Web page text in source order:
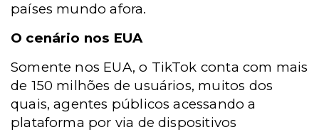
países mundo afora.
O cenário nos EUA
Somente nos EUA, o TikTok conta com mais
de 150 milhões de usuários, muitos dos
quais, agentes públicos acessando a
plataforma por via de dispositivos